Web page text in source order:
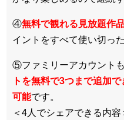
④無料で観れる見放題作
イントをすべて使い切っ
⑤ファミリーアカウントも
トを無料で3つまで追加で
可能です。
＜4人でシェアできる内容